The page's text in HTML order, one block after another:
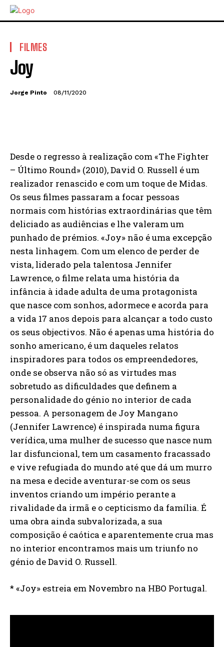
FILMES
Joy
Jorge Pinto 08/11/2020
Desde o regresso à realização com «The Fighter
– Último Round» (2010), David O. Russell é um
realizador renascido e com um toque de Midas.
Os seus filmes passaram a focar pessoas
normais com histórias extraordinárias que têm
deliciado as audiências e lhe valeram um
punhado de prémios. «Joy» não é uma excepção
nesta linhagem. Com um elenco de perder de
vista, liderado pela talentosa Jennifer
Lawrence, o filme relata uma história da
infância à idade adulta de uma protagonista
que nasce com sonhos, adormece e acorda para
a vida 17 anos depois para alcançar a todo custo
os seus objectivos. Não é apenas uma história do
sonho americano, é um daqueles relatos
inspiradores para todos os empreendedores,
onde se observa não só as virtudes mas
sobretudo as dificuldades que definem a
personalidade do génio no interior de cada
pessoa. A personagem de Joy Mangano
(Jennifer Lawrence) é inspirada numa figura
verídica, uma mulher de sucesso que nasce num
lar disfuncional, tem um casamento fracassado
e vive refugiada do mundo até que dá um murro
na mesa e decide aventurar-se com os seus
inventos criando um império perante a
rivalidade da irmã e o cepticismo da família. É
uma obra ainda subvalorizada, a sua
composição é caótica e aparentemente crua mas
no interior encontramos mais um triunfo no
génio de David O. Russell.
* «Joy» estreia em Novembro na HBO Portugal.